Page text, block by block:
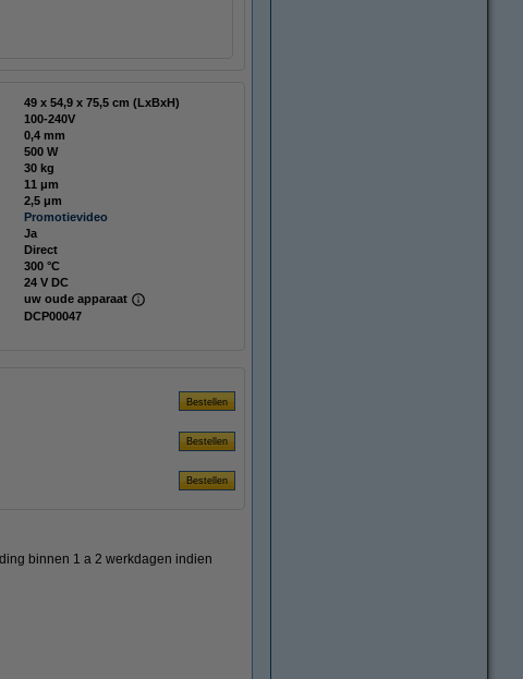
49 x 54,9 x 75,5 cm (LxBxH)
100-240V
0,4 mm
500 W
30 kg
11 μm
2,5 μm
Promotievideo
Ja
Direct
300 °C
24 V DC
uw oude apparaat
DCP00047
binnen 1 a 2 werkdagen indien